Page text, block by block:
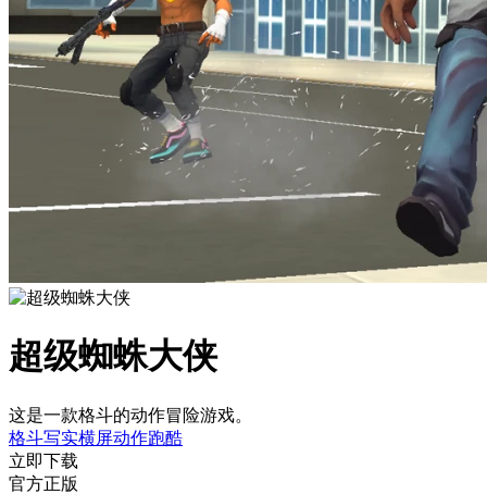
超级蜘蛛大侠
这是一款格斗的动作冒险游戏。
格斗写实横屏动作跑酷
立即下载
官方正版